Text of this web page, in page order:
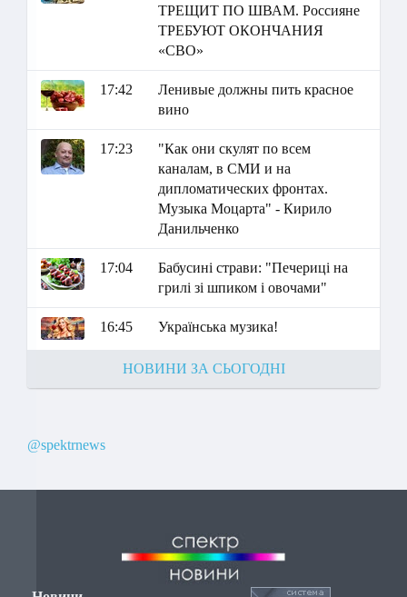
ТРЕЩИТ ПО ШВАМ. Россияне
ТРЕБУЮТ ОКОНЧАНИЯ
«СВО»
17:42
Ленивые должны пить красное
вино
17:23
"Как они скулят по всем
каналам, в СМИ и на
дипломатических фронтах.
Музыка Моцарта" - Кирило
Данильченко
17:04
Бабусині страви: "Печериці на
грилі зі шпиком і овочами"
16:45 Українська музика!
НОВИНИ ЗА СЬОГОДНІ
@spektrnews